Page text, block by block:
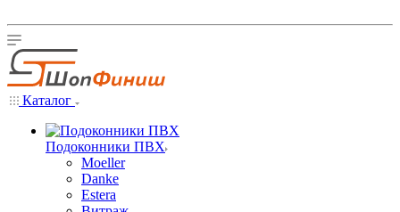
Каталог
Подоконники ПВХ
Moeller
Danke
Estera